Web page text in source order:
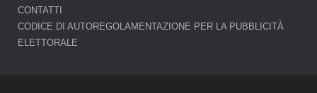
CONTATTI
CODICE DI AUTOREGOLAMENTAZIONE PER LA PUBBLICITÀ
ELETTORALE